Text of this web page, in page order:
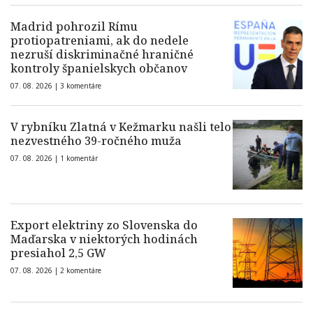
Madrid pohrozil Rímu
protiopatreniami, ak do nedele
nezruší diskriminačné hraničné
kontroly španielskych občanov
07. 08. 2026 | 3 komentáre
V rybníku Zlatná v Kežmarku našli telo
nezvestného 39-ročného muža
07. 08. 2026 | 1 komentár
Export elektriny zo Slovenska do
Maďarska v niektorých hodinách
presiahol 2,5 GW
07. 08. 2026 | 2 komentáre